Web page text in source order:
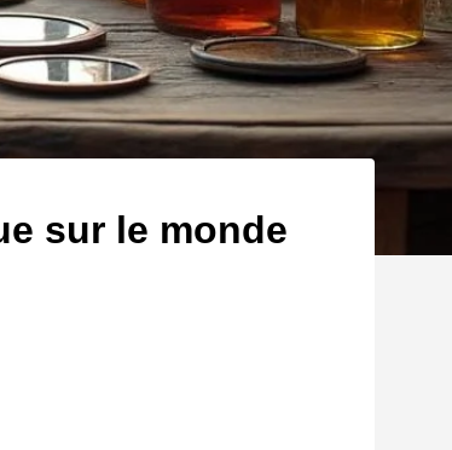
sur le monde